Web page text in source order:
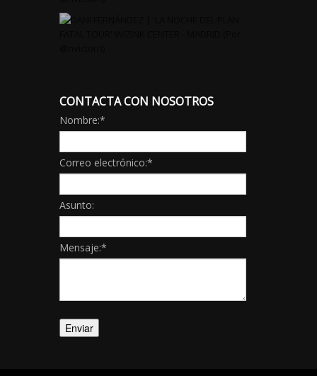
CONTACTA CON NOSOTROS
Nombre:*
Correo electrónico:*
Asunto:
Mensaje:*